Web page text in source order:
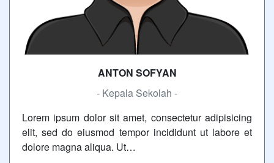
ANTON SOFYAN
- Kepala Sekolah -
Lorem ipsum dolor sit amet, consectetur adipisicing
elit, sed do eiusmod tempor incididunt ut labore et
dolore magna aliqua. Ut…